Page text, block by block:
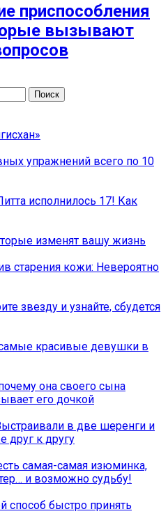
приспособления
вызывают
упражнений всего по 10
исполнилось 17! Как
изменят вашу жизнь
старения кожи: Невероятно
звезду и узнайте, сбудется
красивые девушки в
она своего сына
его дочкой
в две шеренги и
друг к другу
самая-самая изюминка,
и возможно судьбу!
способ быстро принять